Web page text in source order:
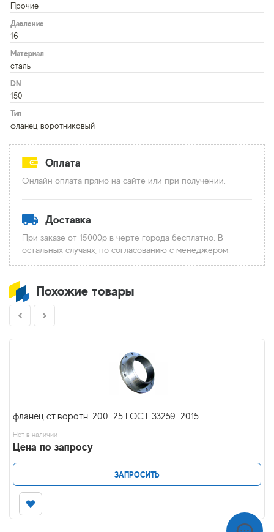
Прочие
Давление
16
Материал
сталь
DN
150
Тип
фланец воротниковый
Оплата
Онлайн оплата прямо на сайте или при получении.
Доставка
При заказе от 15000р в черте города бесплатно. В
остальных случаях, по согласованию с менеджером.
Похожие товары
фланец ст.воротн. 200-25 ГОСТ 33259-2015
Нет в наличии
Цена по запросу
ЗАПРОСИТЬ